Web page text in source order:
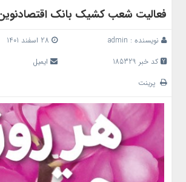
فعالیت شعب کشیک بانک اقتصادنوین
نویسنده : admin
کد خبر 185329
ایمیل
پرینت